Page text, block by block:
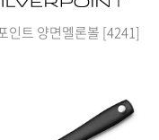
인트 양면멜론볼 [4241]